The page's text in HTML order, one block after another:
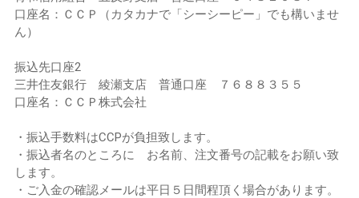
口座名：ＣＣＰ（カタカナで「シーシーピー」でも構いませ
ん）
振込先口座2
三井住友銀行 綾瀬支店 普通口座 ７６８８３５５
口座名：ＣＣＰ株式会社
・振込手数料はCCPが負担致します。
・振込者名のところに お名前、注文番号の記載をお願い致
します。
・ご入金の確認メールは平日５日間程頂く場合があります。